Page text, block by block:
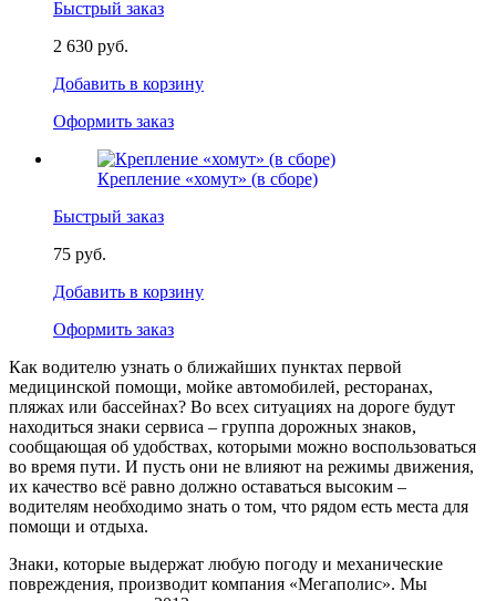
Быстрый заказ
2 630 руб.
Добавить в корзину
Оформить заказ
Крепление «хомут» (в сборе)
Быстрый заказ
75 руб.
Добавить в корзину
Оформить заказ
Как водителю узнать о ближайших пунктах первой
медицинской помощи, мойке автомобилей, ресторанах,
пляжах или бассейнах? Во всех ситуациях на дороге будут
находиться знаки сервиса – группа дорожных знаков,
сообщающая об удобствах, которыми можно воспользоваться
во время пути. И пусть они не влияют на режимы движения,
их качество всё равно должно оставаться высоким –
водителям необходимо знать о том, что рядом есть места для
помощи и отдыха.
Знаки, которые выдержат любую погоду и механические
повреждения, производит компания «Мегаполис». Мы